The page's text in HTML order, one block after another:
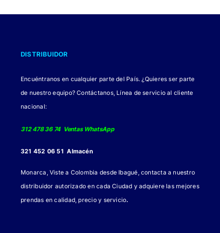
la
página
DISTRIBUIDOR
Encuéntranos en cualquier parte del País. ¿Quieres ser parte
de nuestro equipo? Contáctanos, Línea de servicio al cliente
nacional:
312 478 36 74 Ventas WhatsApp
321 452 06 51 Almacén
Monarca, Viste a Colombia desde Ibagué, contacta a nuestro
distribuidor autorizado en cada Ciudad y adquiere las mejores
prendas en calidad, precio y servicio.